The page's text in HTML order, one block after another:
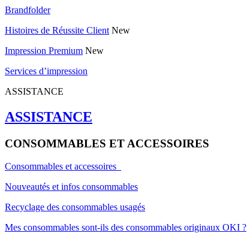
Brandfolder
Histoires de Réussite Client New
Impression Premium New
Services d’impression
ASSISTANCE
ASSISTANCE
CONSOMMABLES ET ACCESSOIRES
Consommables et accessoires
Nouveautés et infos consommables
Recyclage des consommables usagés
Mes consommables sont-ils des consommables originaux OKI ?